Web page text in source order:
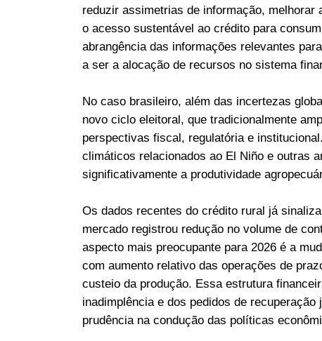
reduzir assimetrias de informação, melhorar
o acesso sustentável ao crédito para
abrangência das informações relevantes
a ser a alocação de recursos no sistema
No caso brasileiro, além das incertezas
novo ciclo eleitoral, que tradicionalmente
perspectivas fiscal, regulatória e
climáticos relacionados ao El Niño e outras
significativamente a produtividade
Os dados recentes do crédito rural já
mercado registrou redução no volume de
aspecto mais preocupante para 2026 é a
com aumento relativo das operações de
custeio da produção. Essa estrutura
inadimplência e dos pedidos de
prudência na condução das políticas